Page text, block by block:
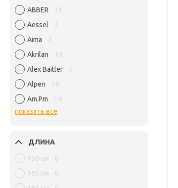
ABBER
31
Aessel
2
Aima
2
Akrilan
10
Alex Baitler
7
Alpen
38
Am.Pm
14
показать все
ДЛИНА
150 см
0
165 см
0